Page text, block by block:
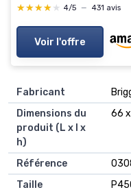
★★★★★
★★★★★ 4/5 — 431 avis
Voir l'offre
Fabricant
Dimensions du
produit (L x l x
h)
‎66
Référence
Taille